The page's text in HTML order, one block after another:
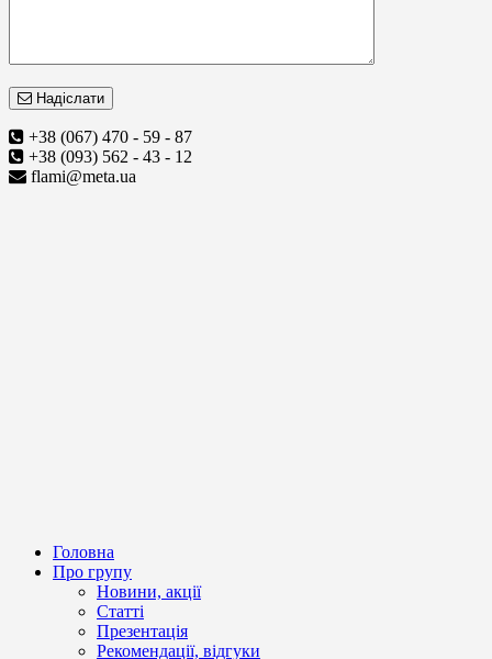
Надіслати
+38 (067) 470 - 59 - 87
+38 (093) 562 - 43 - 12
flami@meta.ua
Головна
Про групу
Новини, акції
Статті
Презентація
Рекомендації, відгуки